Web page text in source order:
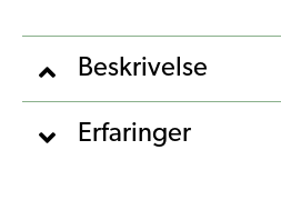
Beskrivelse
Erfaringer